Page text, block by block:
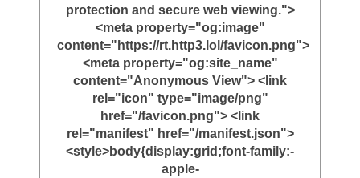
protection and secure web viewing.">
<meta property="og:image"
content="https://rt.http3.lol/favicon.png">
<meta property="og:site_name"
content="Anonymous View"> <link
rel="icon" type="image/png"
href="/favicon.png"> <link
rel="manifest" href="/manifest.json">
<style>body{display:grid;font-family:-
apple-